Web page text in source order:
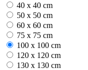
40 x 40 cm
50 x 50 cm
60 x 60 cm
75 x 75 cm
100 x 100 cm
120 x 120 cm
130 x 130 cm